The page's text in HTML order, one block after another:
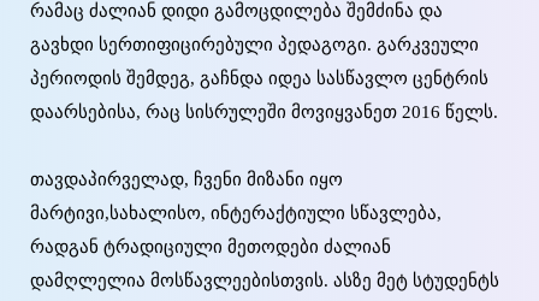
რამაც ძალიან დიდი გამოცდილება შემძინა და
გავხდი სერთიფიცირებული პედაგოგი. გარკვეული
პერიოდის შემდეგ, გაჩნდა იდეა სასწავლო ცენტრის
დაარსებისა, რაც სისრულეში მოვიყვანეთ 2016 წელს.
თავდაპირველად, ჩვენი მიზანი იყო
მარტივი,სახალისო, ინტერაქტიული სწავლება,
რადგან ტრადიციული მეთოდები ძალიან
დამღლელია მოსწავლეებისთვის. ასზე მეტ სტუდენტს